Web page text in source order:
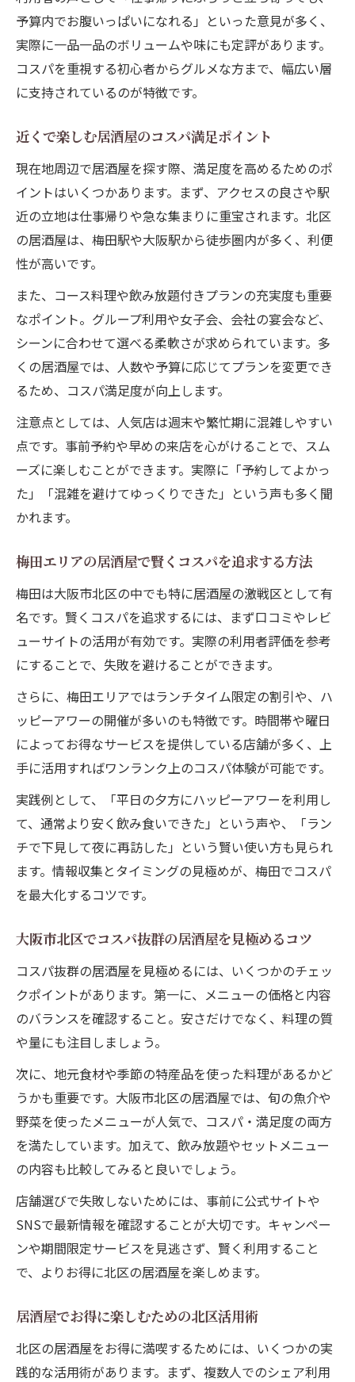
予算内でお腹いっぱいになれる」といった意見が多く、
実際に一品一品のボリュームや味にも定評があります。
コスパを重視する初心者からグルメな方まで、幅広い層
に支持されているのが特徴です。
近くで楽しむ居酒屋のコスパ満足ポイント
現在地周辺で居酒屋を探す際、満足度を高めるためのポ
イントはいくつかあります。まず、アクセスの良さや駅
近の立地は仕事帰りや急な集まりに重宝されます。北区
の居酒屋は、梅田駅や大阪駅から徒歩圏内が多く、利便
性が高いです。
また、コース料理や飲み放題付きプランの充実度も重要
なポイント。グループ利用や女子会、会社の宴会など、
シーンに合わせて選べる柔軟さが求められています。多
くの居酒屋では、人数や予算に応じてプランを変更でき
るため、コスパ満足度が向上します。
注意点としては、人気店は週末や繁忙期に混雑しやすい
点です。事前予約や早めの来店を心がけることで、スム
ーズに楽しむことができます。実際に「予約してよかっ
た」「混雑を避けてゆっくりできた」という声も多く聞
かれます。
梅田エリアの居酒屋で賢くコスパを追求する方法
梅田は大阪市北区の中でも特に居酒屋の激戦区として有
名です。賢くコスパを追求するには、まず口コミやレビ
ューサイトの活用が有効です。実際の利用者評価を参考
にすることで、失敗を避けることができます。
さらに、梅田エリアではランチタイム限定の割引や、ハ
ッピーアワーの開催が多いのも特徴です。時間帯や曜日
によってお得なサービスを提供している店舗が多く、上
手に活用すればワンランク上のコスパ体験が可能です。
実践例として、「平日の夕方にハッピーアワーを利用し
て、通常より安く飲み食いできた」という声や、「ラン
チで下見して夜に再訪した」という賢い使い方も見られ
ます。情報収集とタイミングの見極めが、梅田でコスパ
を最大化するコツです。
大阪市北区でコスパ抜群の居酒屋を見極めるコツ
コスパ抜群の居酒屋を見極めるには、いくつかのチェッ
クポイントがあります。第一に、メニューの価格と内容
のバランスを確認すること。安さだけでなく、料理の質
や量にも注目しましょう。
次に、地元食材や季節の特産品を使った料理があるかど
うかも重要です。大阪市北区の居酒屋では、旬の魚介や
野菜を使ったメニューが人気で、コスパ・満足度の両方
を満たしています。加えて、飲み放題やセットメニュー
の内容も比較してみると良いでしょう。
店舗選びで失敗しないためには、事前に公式サイトや
SNSで最新情報を確認することが大切です。キャンペー
ンや期間限定サービスを見逃さず、賢く利用すること
で、よりお得に北区の居酒屋を楽しめます。
居酒屋でお得に楽しむための北区活用術
北区の居酒屋をお得に満喫するためには、いくつかの実
践的な活用術があります。まず、複数人でのシェア利用